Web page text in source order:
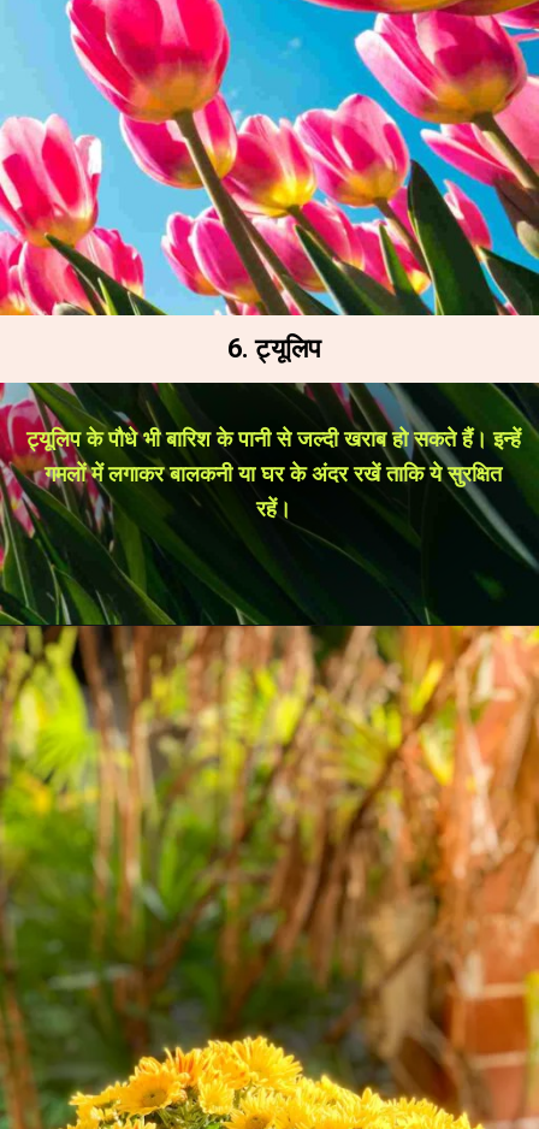
ट्यूलिप के पौधे भी बारिश के पानी से जल्दी खराब हो सकते हैं। इन्हें
गमलों में लगाकर बालकनी या घर के अंदर रखें ताकि ये सुरक्षित
रहें।
6. ट्यूलिप